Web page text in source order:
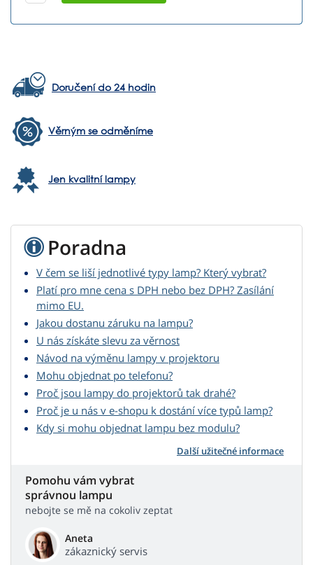
Doručení do 24 hodin
Věrným se odměníme
Jen kvalitní lampy
Poradna
V čem se liší jednotlivé typy lamp? Který vybrat?
Platí pro mne cena s DPH nebo bez DPH? Zasílání
mimo EU.
Jakou dostanu záruku na lampu?
U nás získáte slevu za věrnost
Návod na výměnu lampy v projektoru
Mohu objednat po telefonu?
Proč jsou lampy do projektorů tak drahé?
Proč je u nás v e-shopu k dostání více typů lamp?
Kdy si mohu objednat lampu bez modulu?
Další užitečné informace
Pomohu vám vybrat
správnou lampu
nebojte se mě na cokoliv zeptat
Aneta
zákaznický servis